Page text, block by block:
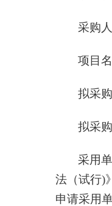
采购
项目
拟采
拟采
采用
法（试行)
申请采用